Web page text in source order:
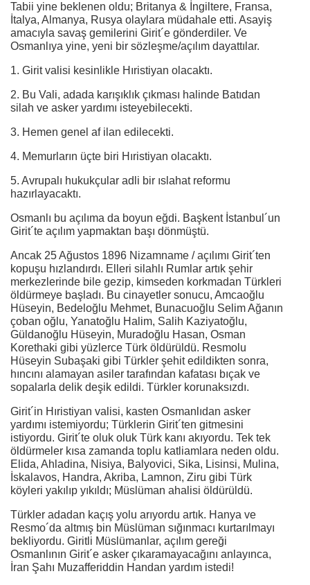
Tabii yine beklenen oldu; Britanya & İngiltere, Fransa,
İtalya, Almanya, Rusya olaylara müdahale etti. Asayiş
amacıyla savaş gemilerini Girit´e gönderdiler. Ve
Osmanlıya yine, yeni bir sözleşme/açılım dayattılar.
1. Girit valisi kesinlikle Hıristiyan olacaktı.
2. Bu Vali, adada karışıklık çıkması halinde Batıdan
silah ve asker yardımı isteyebilecekti.
3. Hemen genel af ilan edilecekti.
4. Memurların üçte biri Hıristiyan olacaktı.
5. Avrupalı hukukçular adli bir ıslahat reformu
hazırlayacaktı.
Osmanlı bu açılıma da boyun eğdi. Başkent İstanbul´un
Girit´te açılım yapmaktan başı dönmüştü.
Ancak 25 Ağustos 1896 Nizamname / açılımı Girit´ten
kopuşu hızlandırdı. Elleri silahlı Rumlar artık şehir
merkezlerinde bile gezip, kimseden korkmadan Türkleri
öldürmeye başladı. Bu cinayetler sonucu, Amcaoğlu
Hüseyin, Bedeloğlu Mehmet, Bunacuoğlu Selim Ağanın
çoban oğlu, Yanatoğlu Halim, Salih Kaziyatoğlu,
Güldanoğlu Hüseyin, Muradoğlu Hasan, Osman
Korethaki gibi yüzlerce Türk öldürüldü. Resmolu
Hüseyin Subaşaki gibi Türkler şehit edildikten sonra,
hıncını alamayan asiler tarafından kafatası bıçak ve
sopalarla delik deşik edildi. Türkler korunaksızdı.
Girit´in Hıristiyan valisi, kasten Osmanlıdan asker
yardımı istemiyordu; Türklerin Girit´ten gitmesini
istiyordu. Girit´te oluk oluk Türk kanı akıyordu. Tek tek
öldürmeler kısa zamanda toplu katliamlara neden oldu.
Elida, Ahladina, Nisiya, Balyovici, Sika, Lisinsi, Mulina,
İskalavos, Handra, Akriba, Lamnon, Ziru gibi Türk
köyleri yakılıp yıkıldı; Müslüman ahalisi öldürüldü.
Türkler adadan kaçış yolu arıyordu artık. Hanya ve
Resmo´da altmış bin Müslüman sığınmacı kurtarılmayı
bekliyordu. Giritli Müslümanlar, açılım gereği
Osmanlının Girit´e asker çıkaramayacağını anlayınca,
İran Şahı Muzafferiddin Handan yardım istedi!